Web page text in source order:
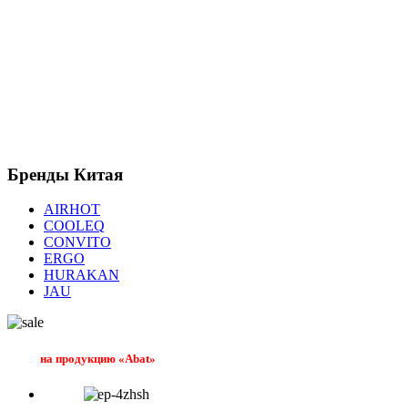
Бренды Китая
AIRHOT
COOLEQ
CONVITO
ERGO
HURAKAN
JAU
на продукцию «Abat»